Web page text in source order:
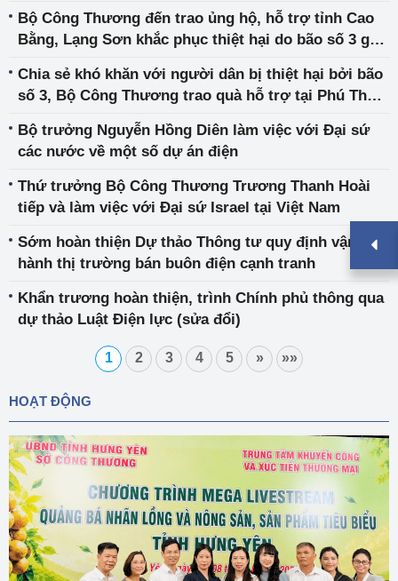
Bộ Công Thương đến trao ủng hộ, hỗ trợ tỉnh Cao
Bằng, Lạng Sơn khắc phục thiệt hại do bão số 3 gây
Chia sẻ khó khăn với người dân bị thiệt hại bởi bão
số 3, Bộ Công Thương trao quà hỗ trợ tại Phú Thọ,
Bộ trưởng Nguyễn Hồng Diên làm việc với Đại sứ
các nước về một số dự án điện
Thứ trưởng Bộ Công Thương Trương Thanh Hoài
tiếp và làm việc với Đại sứ Israel tại Việt Nam
Sớm hoàn thiện Dự thảo Thông tư quy định vận
hành thị trường bán buôn điện cạnh tranh
Khẩn trương hoàn thiện, trình Chính phủ thông qua
dự thảo Luật Điện lực (sửa đổi)
1 2 3 4 5 » »»
HOẠT ĐỘNG